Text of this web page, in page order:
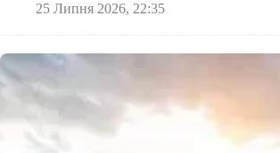
25 Липня 2026, 22:35